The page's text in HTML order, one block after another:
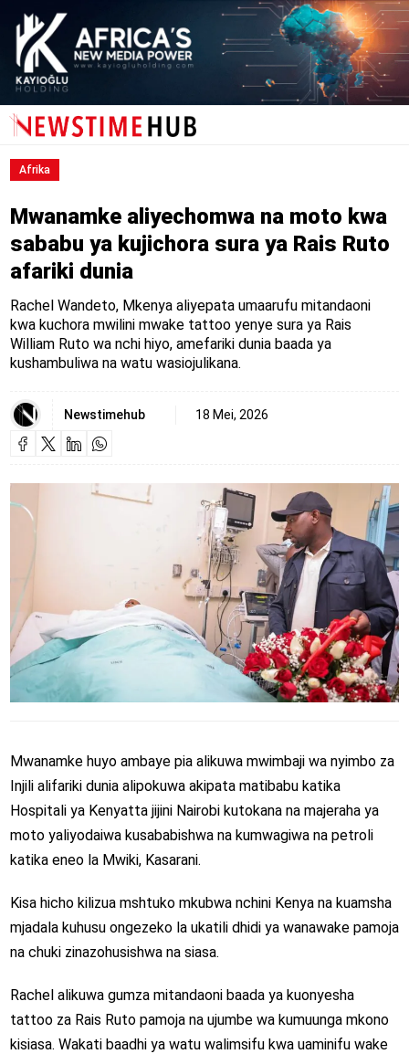
Afrika
Mwanamke aliyechomwa na moto kwa
sababu ya kujichora sura ya Rais Ruto
afariki dunia
Rachel Wandeto, Mkenya aliyepata umaarufu mitandaoni
kwa kuchora mwilini mwake tattoo yenye sura ya Rais
William Ruto wa nchi hiyo, amefariki dunia baada ya
kushambuliwa na watu wasiojulikana.
Newstimehub 18 Mei, 2026
Mwanamke huyo ambaye pia alikuwa mwimbaji wa nyimbo za
Injili alifariki dunia alipokuwa akipata matibabu katika
Hospitali ya Kenyatta jijini Nairobi kutokana na majeraha ya
moto yaliyodaiwa kusababishwa na kumwagiwa na petroli
katika eneo la Mwiki, Kasarani.
Kisa hicho kilizua mshtuko mkubwa nchini Kenya na kuamsha
mjadala kuhusu ongezeko la ukatili dhidi ya wanawake pamoja
na chuki zinazohusishwa na siasa.
Rachel alikuwa gumza mitandaoni baada ya kuonyesha
tattoo za Rais Ruto pamoja na ujumbe wa kumuunga mkono
kisiasa. Wakati baadhi ya watu walimsifu kwa uaminifu wake